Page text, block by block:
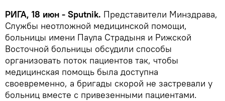
РИГА, 18 июн - Sputnik. Представители Минздрава,
Службы неотложной медицинской помощи,
больницы имени Паула Страдыня и Рижской
Восточной больницы обсудили способы
организовать поток пациентов так, чтобы
медицинская помощь была доступна
своевременно, а бригады скорой не застревали у
больниц вместе с привезенными пациентами.